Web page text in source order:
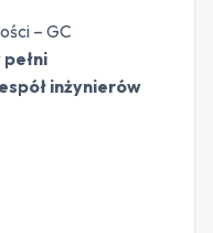
– GC
pełni
inżynierów